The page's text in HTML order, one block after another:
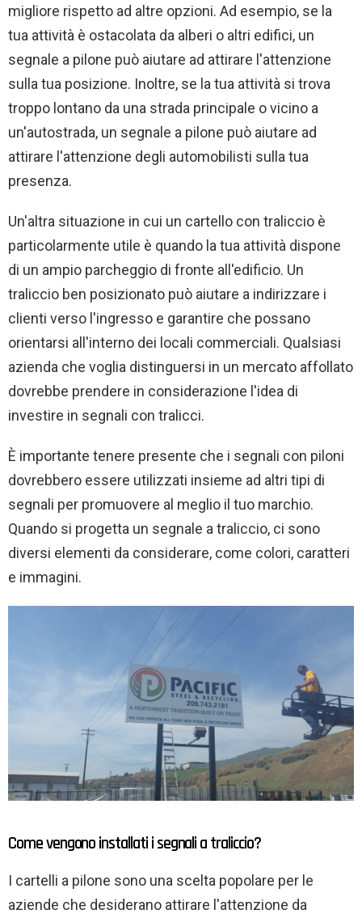
migliore rispetto ad altre opzioni. Ad esempio, se la
tua attività è ostacolata da alberi o altri edifici, un
segnale a pilone può aiutare ad attirare l'attenzione
sulla tua posizione. Inoltre, se la tua attività si trova
troppo lontano da una strada principale o vicino a
un'autostrada, un segnale a pilone può aiutare ad
attirare l'attenzione degli automobilisti sulla tua
presenza.
Un'altra situazione in cui un cartello con traliccio è
particolarmente utile è quando la tua attività dispone
di un ampio parcheggio di fronte all'edificio. Un
traliccio ben posizionato può aiutare a indirizzare i
clienti verso l'ingresso e garantire che possano
orientarsi all'interno dei locali commerciali. Qualsiasi
azienda che voglia distinguersi in un mercato affollato
dovrebbe prendere in considerazione l'idea di
investire in segnali con tralicci.
È importante tenere presente che i segnali con piloni
dovrebbero essere utilizzati insieme ad altri tipi di
segnali per promuovere al meglio il tuo marchio.
Quando si progetta un segnale a traliccio, ci sono
diversi elementi da considerare, come colori, caratteri
e immagini.
Come vengono installati i segnali a traliccio?
I cartelli a pilone sono una scelta popolare per le
aziende che desiderano attirare l'attenzione da